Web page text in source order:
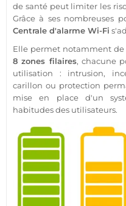
de santé peut limiter les
Grâce à ses nombreuses
Centrale d'alarme Wi-Fi
Elle permet notamment
8 zones filaires, chacune
utilisation : intrusion,
carillon ou protection
mise en place d'un
habitudes des utilisateurs.